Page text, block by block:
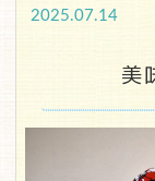
2025.07.14
美